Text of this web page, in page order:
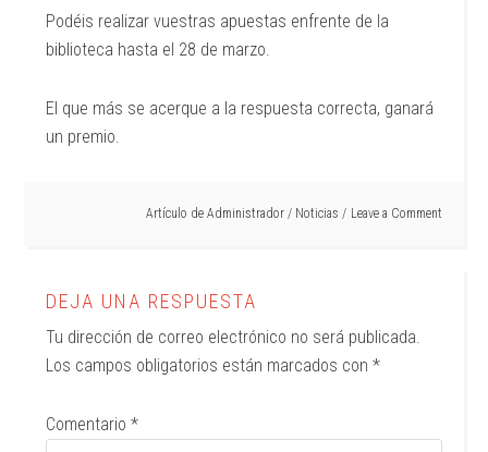
Podéis realizar vuestras apuestas enfrente de la
biblioteca hasta el 28 de marzo.
El que más se acerque a la respuesta correcta, ganará
un premio.
Artículo de Administrador / Noticias Leave a Comment
DEJA UNA RESPUESTA
Tu dirección de correo electrónico no será publicada.
Los campos obligatorios están marcados con*
Comentario*